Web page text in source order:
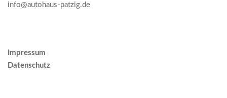
info@autohaus-patzig.de
Impressum
Datenschutz